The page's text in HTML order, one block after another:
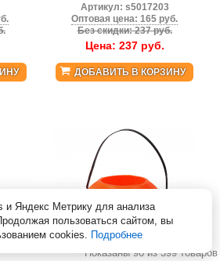
Артикул: s5017203
Оптовая цена: 165 руб.
Без скидки: 237 руб.
Цена: 237руб.
ДОБАВИТЬ В КОРЗИНУ
Показаны 96 из 399 товаров
и Яндекс Метрику для анализа
пользоваться сайтом, вы
cookies. Подробнее